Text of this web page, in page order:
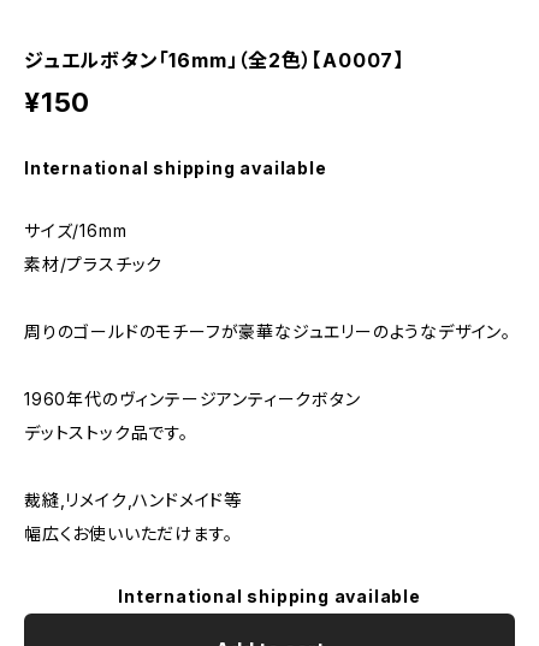
ジュエルボタン「16mm」（全2色）【A0007】
¥150
International shipping available
サイズ/16mm
素材/プラスチック
周りのゴールドのモチーフが豪華なジュエリーのようなデザイン。
1960年代のヴィンテージアンティークボタン
デットストック品です。
裁縫,リメイク,ハンドメイド等
幅広くお使いいただけます。
International shipping available